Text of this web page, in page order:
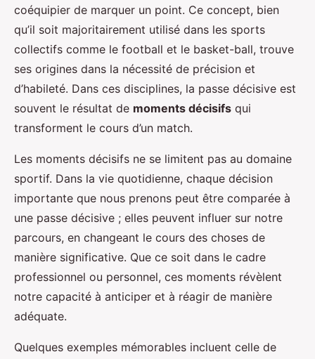
coéquipier de marquer un point. Ce concept, bien
qu’il soit majoritairement utilisé dans les sports
collectifs comme le football et le basket-ball, trouve
ses origines dans la nécessité de précision et
d’habileté. Dans ces disciplines, la passe décisive est
souvent le résultat de moments décisifs qui
transforment le cours d’un match.
Les moments décisifs ne se limitent pas au domaine
sportif. Dans la vie quotidienne, chaque décision
importante que nous prenons peut être comparée à
une passe décisive ; elles peuvent influer sur notre
parcours, en changeant le cours des choses de
manière significative. Que ce soit dans le cadre
professionnel ou personnel, ces moments révèlent
notre capacité à anticiper et à réagir de manière
adéquate.
Quelques exemples mémorables incluent celle de